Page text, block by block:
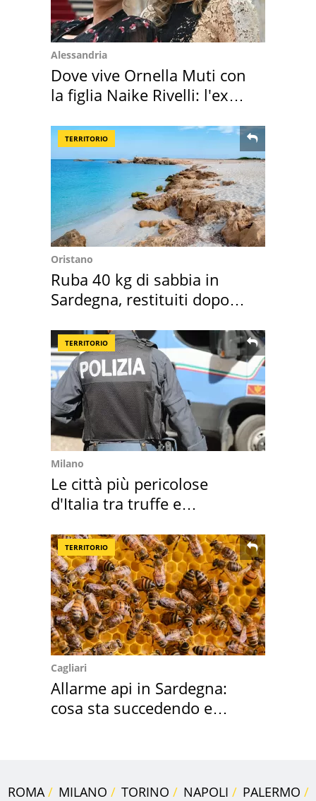
Alessandria
Dove vive Ornella Muti con
la figlia Naike Rivelli: l'ex
TERRITORIO
Oristano
Ruba 40 kg di sabbia in
Sardegna, restituiti dopo
TERRITORIO
Milano
Le città più pericolose
d'Italia tra truffe e
TERRITORIO
Cagliari
Allarme api in Sardegna:
cosa sta succedendo e
ROMA MILANO TORINO NAPOLI
PALERMO